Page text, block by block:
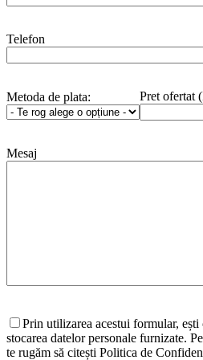
Telefon
Metoda de plata: Pret ofertat
Mesaj
Prin utilizarea acestui formular, ești
stocarea datelor personale furnizate.
te rugăm să citești Politica de